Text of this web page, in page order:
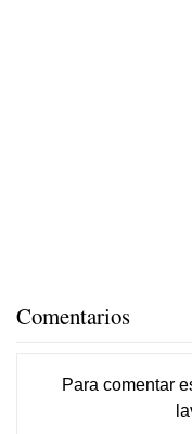
Comentarios
Para comentar